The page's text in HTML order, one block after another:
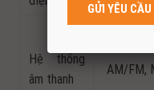
Hệ thống
âm thanh
AM/FM,